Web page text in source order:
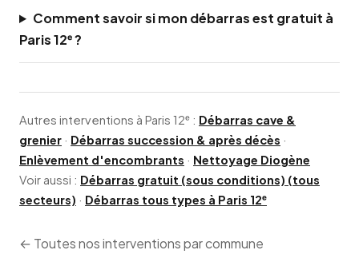
Comment savoir si mon débarras est gratuit à
Paris 12ᵉ ?
Autres interventions à Paris 12ᵉ : Débarras cave &
grenier · Débarras succession & après décès ·
Enlèvement d'encombrants · Nettoyage Diogène
Voir aussi : Débarras gratuit (sous conditions) (tous
secteurs) · Débarras tous types à Paris 12ᵉ
← Toutes nos interventions par commune